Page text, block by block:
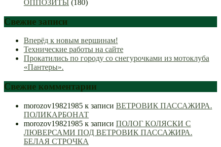
ОППОЗИТЫ (180)
Свежие записи
Вперёд к новым вершинам!
Технические работы на сайте
Прокатились по городу со снегурочками из мотоклуба
«Пантеры».
Свежие комментарии
morozov19821985 к записи ВЕТРОВИК ПАССАЖИРА.
ПОЛИКАРБОНАТ
morozov19821985 к записи ПОЛОГ КОЛЯСКИ С
ЛЮВЕРСАМИ ПОД ВЕТРОВИК ПАССАЖИРА.
БЕЛАЯ СТРОЧКА